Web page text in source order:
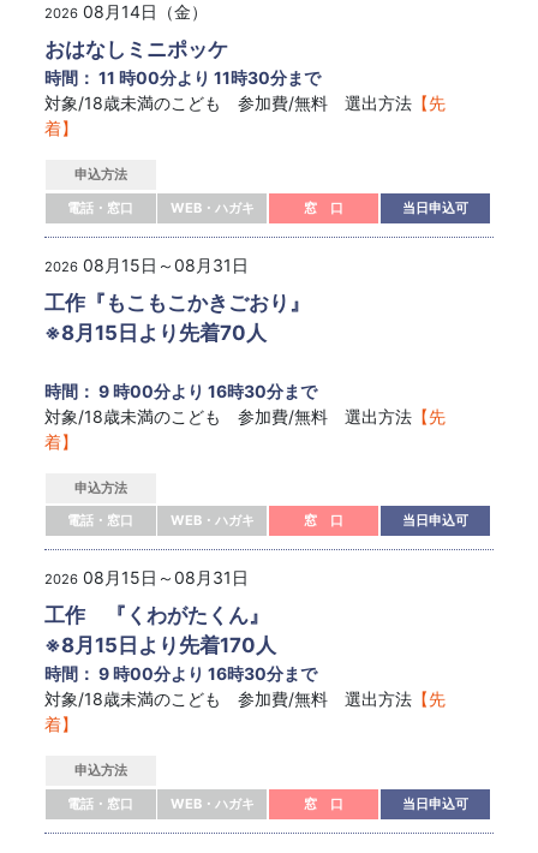
2026 08月14日（金）
おはなしミニポッケ
時間： 11 時00分より 11時30分まで
対象/18歳未満のこども 参加費/無料 選出方法 【先
着】
申込方法
電話・窓口
WEB・ハガキ 窓 口 当日申込可
2026 08月15日～08月31日
工作『もこもこかきごおり』
※8月15日より先着70人
時間： 9 時00分より 16時30分まで
対象/18歳未満のこども 参加費/無料 選出方法 【先
着】
申込方法
電話・窓口
WEB・ハガキ 窓 口 当日申込可
2026 08月15日～08月31日
工作 『くわがたくん』
※8月15日より先着170人
時間： 9 時00分より 16時30分まで
対象/18歳未満のこども 参加費/無料 選出方法 【先
着】
申込方法
電話・窓口
WEB・ハガキ 窓 口 当日申込可